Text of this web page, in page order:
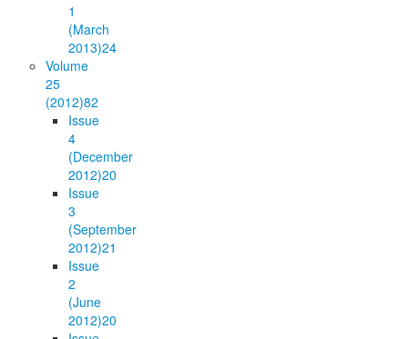
1
(March
2013)24
Volume
25
(2012)82
Issue
4
(December
2012)20
Issue
3
(September
2012)21
Issue
2
(June
2012)20